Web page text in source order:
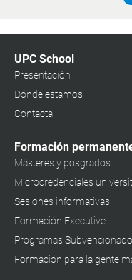
UPC School
Presentación
Dónde estamos
Contacta
Formación
Másteres y posgrados
Microcredenciales
Sesiones informativas
Formación Executive
Programas
Formación para la gente